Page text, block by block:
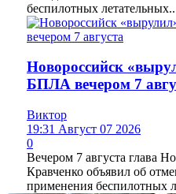
беспилотных
Новороссийск
БПЛА вечером 7
Виктор
19:31 Август 07 2026
0
Вечером 7 августа глава
Кравченко объявил об
применения беспилотных